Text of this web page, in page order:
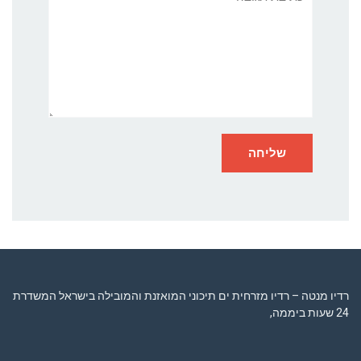
רדיו מנטה – רדיו מזרחית ים תיכוני המואזנת והמובילה בישראל המשדרת
24 שעות ביממה,